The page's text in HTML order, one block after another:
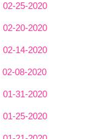
02-25-2020
02-20-2020
02-14-2020
02-08-2020
01-31-2020
01-25-2020